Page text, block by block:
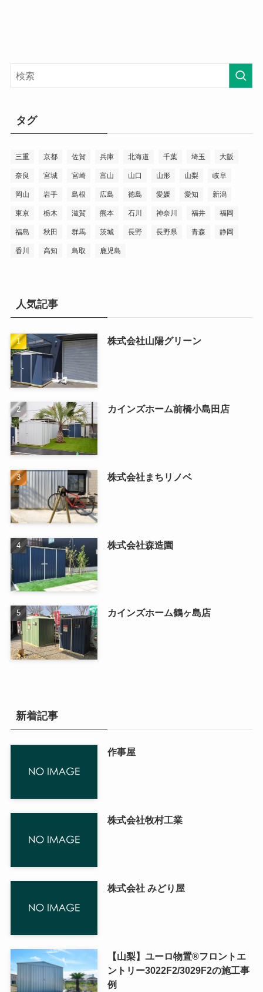
タグ
三重 京都 佐賀 兵庫 北海道 千葉 埼玉 大阪
奈良 宮城 宮崎 富山 山口 山形 山梨 岐阜
岡山 岩手 島根 広島 徳島 愛媛 愛知 新潟
東京 栃木 滋賀 熊本 石川 神奈川 福井 福岡
福島 秋田 群馬 茨城 長野 長野県 青森 静岡
香川 高知 鳥取 鹿児島
人気記事
株式会社山陽グリーン
カインズホーム前橋小島田店
株式会社まちリノベ
株式会社森造園
カインズホーム鶴ヶ島店
新着記事
作事屋
株式会社牧村工業
株式会社 みどり屋
【山梨】ユーロ物置®フロントエ
ントリー3022F2/3029F2の施工事
例